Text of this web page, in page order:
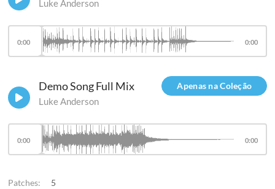
Patches: 5
Luke Anderson
0:00 0:00
Apenas na Coleção
Demo Song Full Mix
Luke Anderson
0:00 0:00